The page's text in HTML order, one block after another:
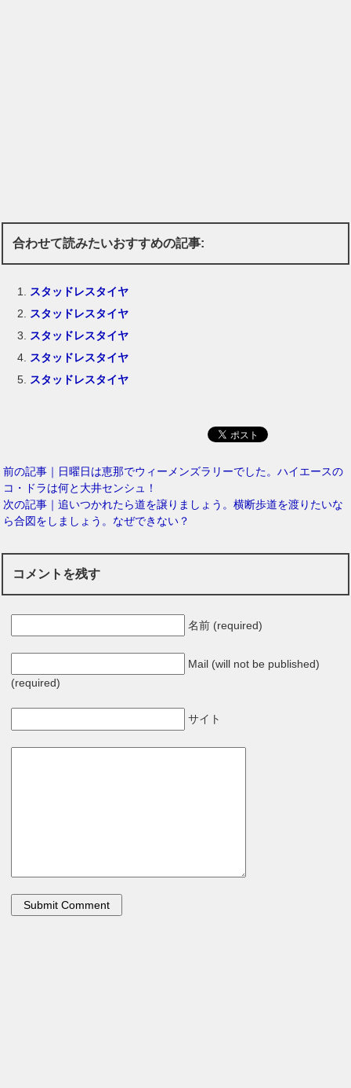
合わせて読みたいおすすめの記事:
スタッドレスタイヤ
スタッドレスタイヤ
スタッドレスタイヤ
スタッドレスタイヤ
スタッドレスタイヤ
前の記事｜日曜日は恵那でウィーメンズラリーでした。ハイエースの
コ・ドラは何と大井センシュ！
次の記事｜追いつかれたら道を譲りましょう。横断歩道を渡りたいな
ら合図をしましょう。なぜできない？
コメントを残す
名前 (required)
Mail (will not be published)
(required)
サイト